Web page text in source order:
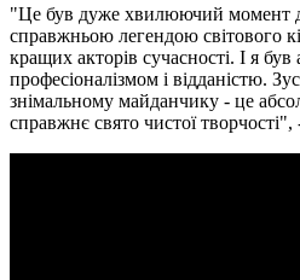
"Це був дуже хвилюючий момент
справжньою легендою світового
кращих акторів сучасності. І я
професіоналізмом і відданістю.
знімальному майданчику - це
справжнє свято чистої